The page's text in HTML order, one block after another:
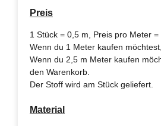
Preis
1 Stück = 0,5 m, Preis pro Meter
Wenn du 1 Meter kaufen
Wenn du 2,5 m Meter kaufen
den Warenkorb.
Der Stoff wird am Stück geliefert.
Material